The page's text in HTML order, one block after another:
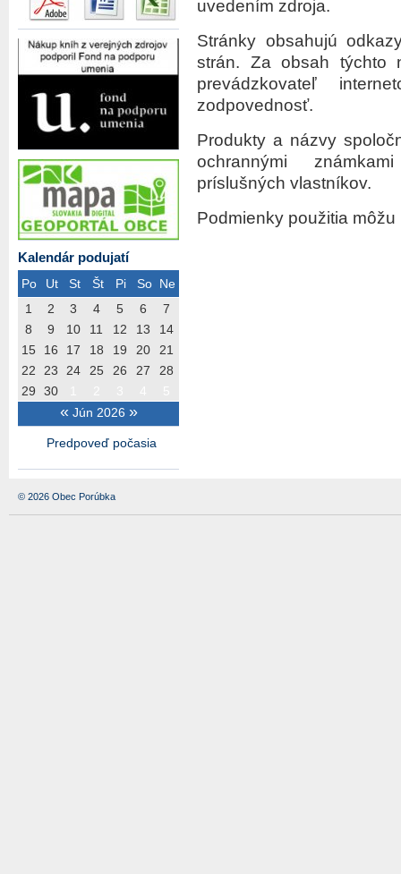
Kalendár podujatí
Po Ut St Št Pi So Ne
« Jún 2026 »
1 2 3 4 5 6
7
8
9 10 11 12 13
14
15
16 17 18 19 20
21
22
23 24 25 26 27
28
29
30
Predpoveď počasia
uvedením zdroja.
Stránky obsahujú
strán. Za obsah týchto
prevádzkovateľ
zodpovednosť.
Produkty a názvy
ochrannými
príslušných vlastníkov.
Podmienky použitia
© 2026 Obec Porúbka